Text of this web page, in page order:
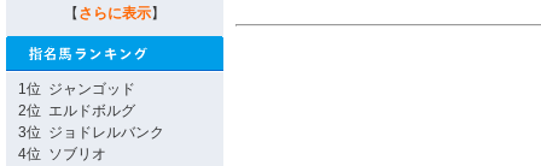
【 さらに表示】
1位 ジャンゴッド
2位 エルドボルグ
3位 ジョドレルバンク
4位 ソブリオ